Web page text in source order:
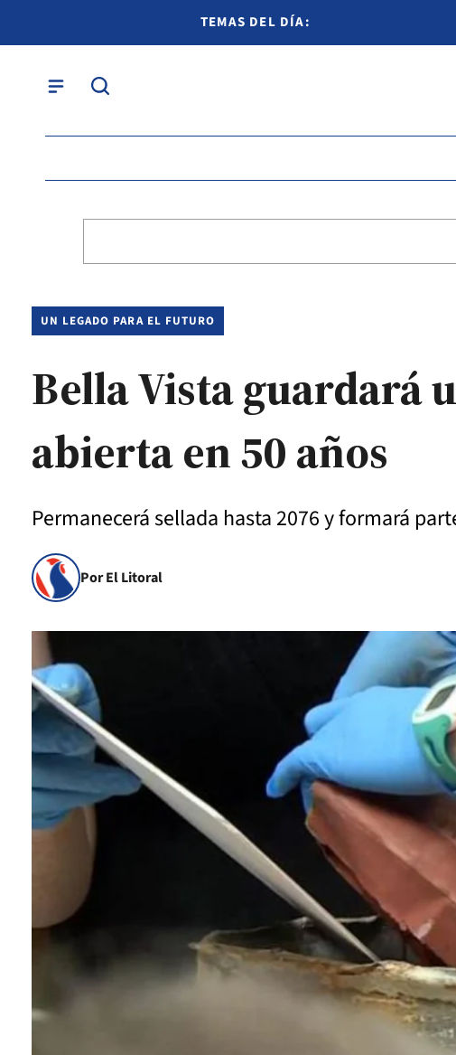
TEMAS DEL DÍA:
UN LEGADO PARA EL FUTURO
Bella Vista guardará
abierta en 50 años
Permanecerá sellada hasta 2076 y formará
Por El Litoral